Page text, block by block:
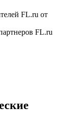
FL.ru от
FL.ru